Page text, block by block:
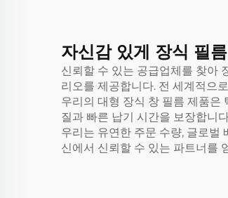
자신감 있게 장식 필
신뢰할 수 있는 공급업체를 찾아
리오를 제공합니다. 전 세계적으
우리의 대형 장식 창 필름 제품은
질과 빠른 납기 시간을 보장합니
우리는 유연한 주문 수량, 글로벌
신에서 신뢰할 수 있는 파트너를